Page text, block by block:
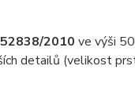
2010 ve výši
detailů (velikost